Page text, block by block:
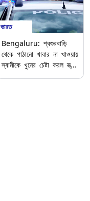
ভারত
Bengaluru: শ্বশুরবাড়ি
থেকে পাঠানো খাবার না খাওয়ায়
স্বামীকে খুনের চেষ্টা করল স্ত্রী!